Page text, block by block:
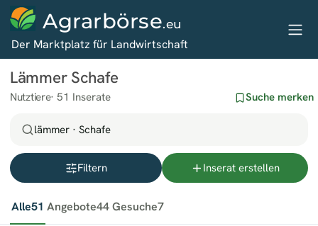
Agrarbörse.eu
Der Marktplatz für Landwirtschaft
Lämmer Schafe
Nutztiere 51 Inserate Suche merken
lämmer · Schafe
Filtern Inserat erstellen
Alle51 Angebote44Gesuche7